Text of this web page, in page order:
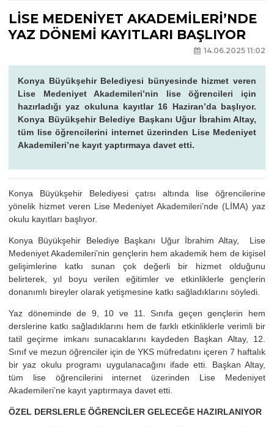
LİSE MEDENİYET AKADEMİLERİ’NDE
YAZ DÖNEMİ KAYITLARI BAŞLIYOR
14.06.2025 11:02
Konya Büyükşehir Belediyesi bünyesinde hizmet veren
Lise Medeniyet Akademileri’nin lise öğrencileri için
hazırladığı yaz okuluna kayıtlar 16 Haziran’da başlıyor.
Konya Büyükşehir Belediye Başkanı Uğur İbrahim Altay,
tüm lise öğrencilerini internet üzerinden Lise Medeniyet
Akademileri’ne kayıt yaptırmaya davet etti.
Konya Büyükşehir Belediyesi çatısı altında lise öğrencilerine
yönelik hizmet veren Lise Medeniyet Akademileri’nde (LİMA) yaz
okulu kayıtları başlıyor.
Konya Büyükşehir Belediye Başkanı Uğur İbrahim Altay, Lise
Medeniyet Akademileri’nin gençlerin hem akademik hem de kişisel
gelişimlerine katkı sunan çok değerli bir hizmet olduğunu
belirterek, yıl boyu verilen eğitimler ve etkinliklerle gençlerin
donanımlı bireyler olarak yetişmesine katkı sağladıklarını söyledi.
Yaz döneminde de 9, 10 ve 11. Sınıfa geçen gençlerin hem
derslerine katkı sağladıklarını hem de farklı etkinliklerle verimli bir
tatil geçirme imkanı sunacaklarını kaydeden Başkan Altay, 12.
Sınıf ve mezun öğrenciler için de YKS müfredatını içeren 7 haftalık
bir yaz okulu programı uygulanacağını ifade etti. Başkan Altay,
tüm lise öğrencilerini internet üzerinden Lise Medeniyet
Akademileri’ne kayıt yaptırmaya davet etti.
ÖZEL DERSLERLE ÖĞRENCİLER GELECEĞE HAZIRLANIYOR